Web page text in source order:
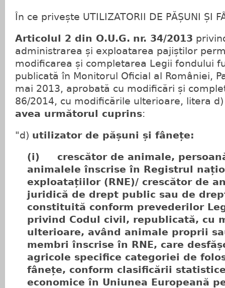
În ce privește UTILIZATORII DE PĂȘUNI ȘI
Articolul 2 din O.U.G. nr. 34/2013
administrarea și exploatarea pajiștilor
modificarea și completarea Legii fondului
publicată în Monitorul Oficial al României,
mai 2013, aprobată cu modificări și
86/2014, cu modificările ulterioare, litera
avea următorul cuprins:
"d) utilizator de pășuni și fânețe:
(i) crescător de animale,
animalele înscrise în Registrul
exploatațiilor (RNE)/ crescător de
juridică de drept public sau de
constituită conform prevederilor
privind Codul civil, republicată, cu
ulterioare, având animale proprii
membri înscrise în RNE, care
agricole specifice categoriei de
fânețe, conform clasificării
economice în Uniunea Europeană